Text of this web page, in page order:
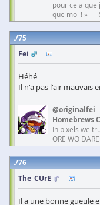
pour cela que
que moi ! » —
75
Fei
Héhé
Il n'a pas l'air mauvais
@originalfei
Homebrews
In pixels we
ORE WO
76
The_CUrE
Il a une bonne gueule